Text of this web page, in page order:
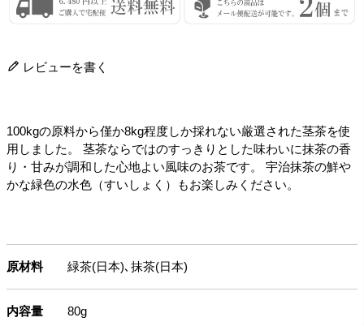
レビューを書く
100kgの原料から僅か8kg程度しか採れない厳選された茎茶を使
用しました。 茎茶ならではのすっきりとした味わいに抹茶の香
り・甘みが調和した心地よい風味のお茶です。 宇治抹茶の鮮や
かな緑色の水色（すいしょく）もお楽しみください。
原材料 緑茶(日本)､抹茶(日本)
内容量 80g